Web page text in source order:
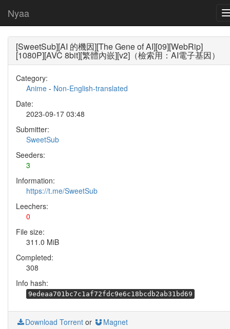
Nyaa
[SweetSub][AI 的機因][The Gene of AI][09][WebRip]
[1080P][AVC 8bit][繁體內嵌][v2]（檢索用：AI電子基因）
Category:
Anime - Non-English-translated
Date:
2023-09-17 03:48
Submitter:
SweetSub
Seeders:
3
Information:
https://t.me/SweetSub
Leechers:
0
File size:
311.0 MiB
Completed:
308
Info hash:
9edeaa701bc7c1af72fdc9e6c18bcdb2ab31bd69
Download Torrent or Magnet